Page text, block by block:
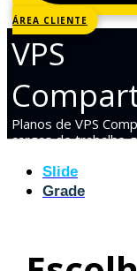
ÁREA CLIENTE
VPS
Planos de VPS
cargas de trabalho
Slide
Grade